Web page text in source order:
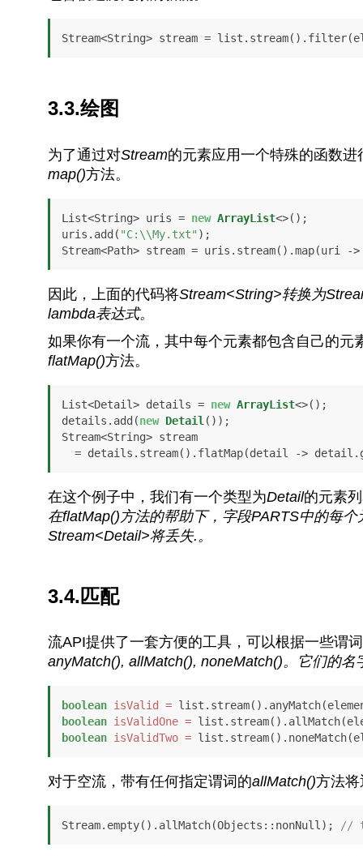
Stream<String> stream =
3.3.绘图
为了通过对Stream的元素应用一个特殊的函数
map()方法。
List<String> uris = new ArrayList<>();
uris.add( "C:\\My.txt" );
Stream<Path> stream = uris.stream().map(uri
因此，上面的代码将Stream<String>转换为
lambda表达式。
如果你有一个流，其中每个元素都包含自己的
flatMap()方法。
List<Detail> details = new ArrayList<>();
details.add(new Detail ());
Stream<String> stream
= details.stream().flatMap(detail ->
在这个例子中，我们有一个类型为Detail的元素
在flatMap() 方法的帮助下，字段PARTS中的每个
Stream<Detail>将丢失. 。
3.4.匹配
流API提供了一套方便的工具，可以根据一些谓
anyMatch(), allMatch(), noneMatch()。
它们的名
boolean isValid =
boolean isValidOne =
boolean isValidTwo =
对于空流，带有任何指定谓词的allMatch()方法将
Stream.empty().allMatch(Objects::nonNull); //